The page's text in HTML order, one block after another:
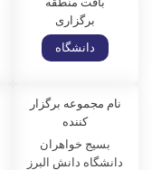
برگزاری
دانشگاه
نام مجموعه برگزار
کننده
بسیج خواهران
دانشگاه دانش البرز